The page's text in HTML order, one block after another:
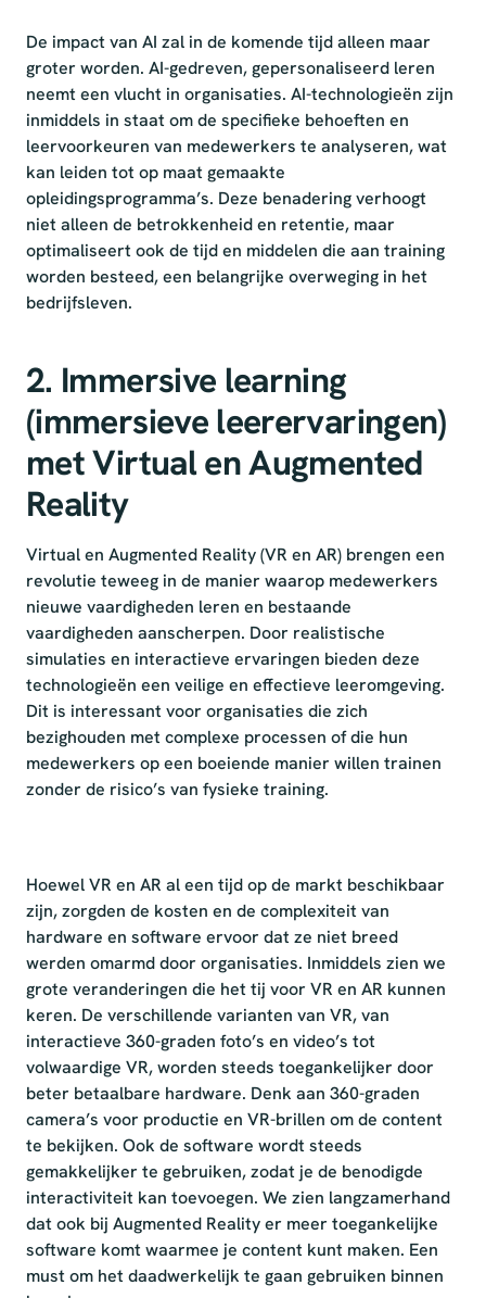
De impact van AI zal in de komende tijd alleen maar
groter worden. AI-gedreven, gepersonaliseerd leren
neemt een vlucht in organisaties. AI-technologieën zijn
inmiddels in staat om de specifieke behoeften en
leervoorkeuren van medewerkers te analyseren, wat
kan leiden tot op maat gemaakte
opleidingsprogramma’s. Deze benadering verhoogt
niet alleen de betrokkenheid en retentie, maar
optimaliseert ook de tijd en middelen die aan training
worden besteed, een belangrijke overweging in het
bedrijfsleven.
2. Immersive learning
(immersieve leerervaringen)
met Virtual en Augmented
Reality
Virtual en Augmented Reality (VR en AR) brengen een
revolutie teweeg in de manier waarop medewerkers
nieuwe vaardigheden leren en bestaande
vaardigheden aanscherpen. Door realistische
simulaties en interactieve ervaringen bieden deze
technologieën een veilige en effectieve leeromgeving.
Dit is interessant voor organisaties die zich
bezighouden met complexe processen of die hun
medewerkers op een boeiende manier willen trainen
zonder de risico’s van fysieke training.
Hoewel VR en AR al een tijd op de markt beschikbaar
zijn, zorgden de kosten en de complexiteit van
hardware en software ervoor dat ze niet breed
werden omarmd door organisaties. Inmiddels zien we
grote veranderingen die het tij voor VR en AR kunnen
keren. De verschillende varianten van VR, van
interactieve 360-graden foto’s en video’s tot
volwaardige VR, worden steeds toegankelijker door
beter betaalbare hardware. Denk aan 360-graden
camera’s voor productie en VR-brillen om de content
te bekijken. Ook de software wordt steeds
gemakkelijker te gebruiken, zodat je de benodigde
interactiviteit kan toevoegen. We zien langzamerhand
dat ook bij Augmented Reality er meer toegankelijke
software komt waarmee je content kunt maken. Een
must om het daadwerkelijk te gaan gebruiken binnen